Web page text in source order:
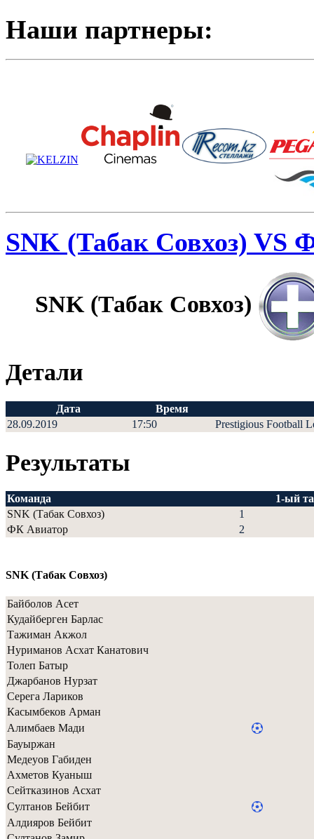
Наши партнеры:
SNK (Табак Совхоз) VS
SNK (Табак Совхоз)
Детали
Дата
Время
28.09.2019
17:50 Prestigious Football
Результаты
Команда
1-ый
SNK (Табак Совхоз)
1
ФК Авиатор
2
SNK (Табак Совхоз)
Байболов Асет
Кудайберген Барлас
Тажиман Акжол
Нуриманов Асхат Канатович
Толеп Батыр
Джарбанов Нурзат
Серега Лариков
Касымбеков Арман
Алимбаев Мади
Бауыржан
Медеуов Габиден
Ахметов Куаныш
Сейтказинов Асхат
Султанов Бейбит
Алдияров Бейбит